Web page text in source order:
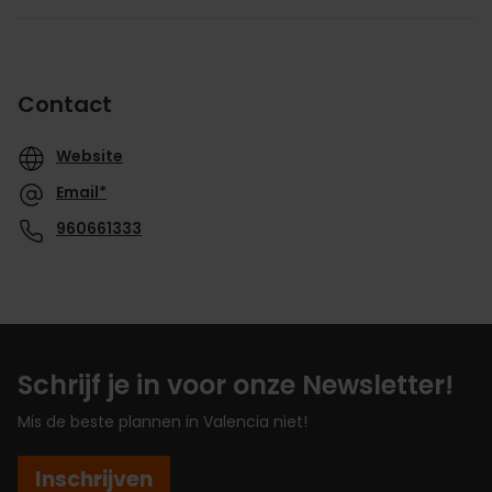
Contact
Website
Email*
960661333
Schrijf je in voor onze Newsletter!
Mis de beste plannen in Valencia niet!
Inschrijven